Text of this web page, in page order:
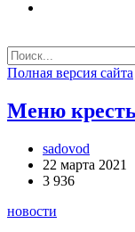
Полная версия сайта
Меню
sadovod
22 марта 2021
3 936
новости